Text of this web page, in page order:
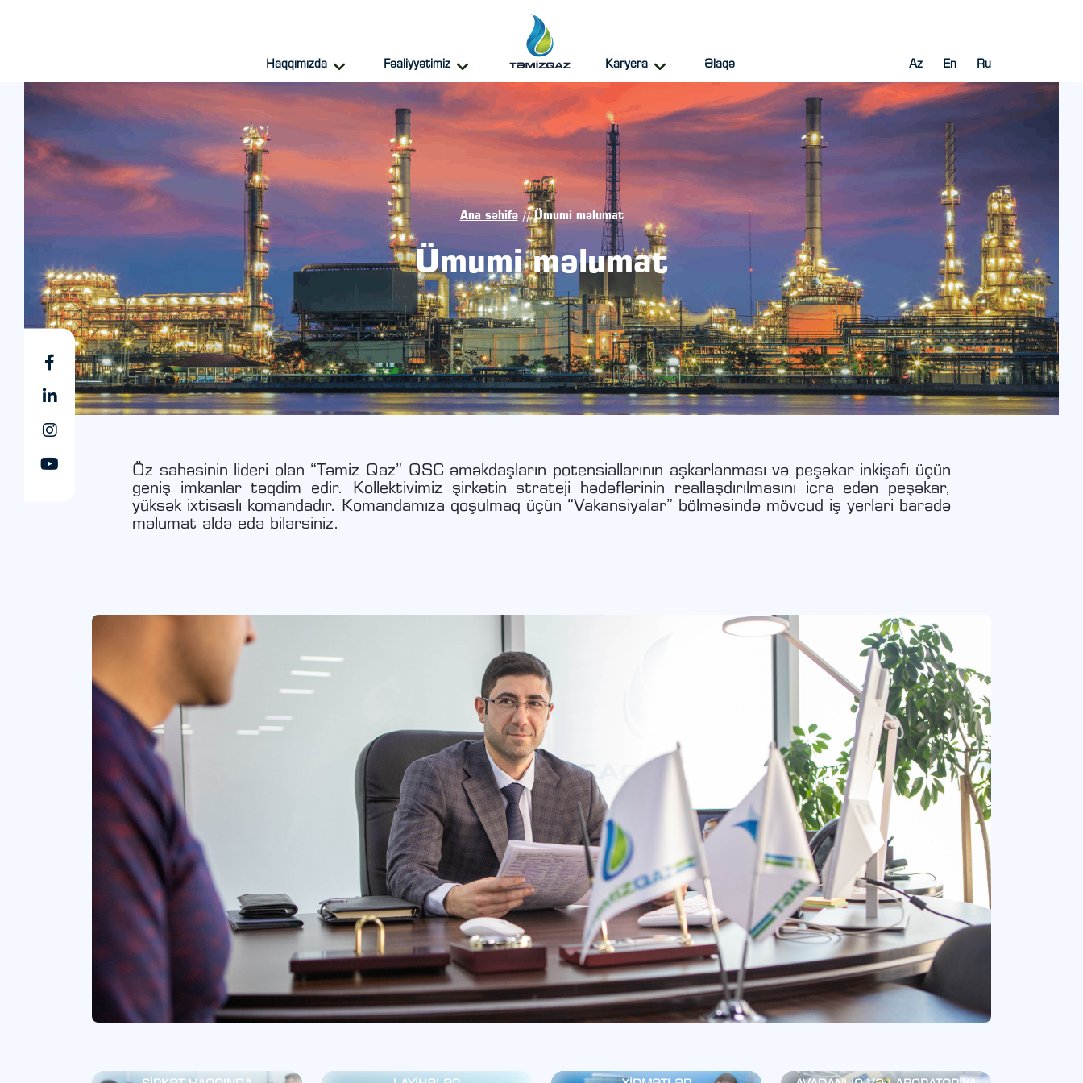
Haqqımızda Fəaliyyətimiz Karyera Əlaqə Az En Ru
Ana səhifə // Ümumi məlumat
Ümumi məlumat
Öz sahəsinin lideri olan “Təmiz Qaz” QSC əməkdaşların potensiallarının aşkarlanması və peşəkar inkişafı üçün
geniş imkanlar təqdim edir. Kollektivimiz şirkətin strateji hədəflərinin reallaşdırılmasını icra edən peşəkar,
yüksək ixtisaslı komandadır. Komandamıza qoşulmaq üçün “Vakansiyalar” bölməsində mövcud iş yerləri barədə
məlumat əldə edə bilərsiniz.